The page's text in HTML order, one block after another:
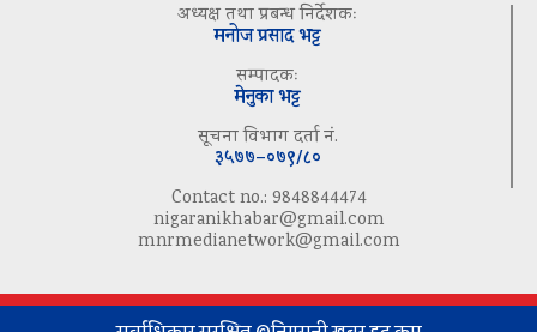
अध्यक्ष तथा प्रबन्ध निर्देशकः
मनोज प्रसाद भट्ट
सम्पादकः
मेनुका भट्ट
सूचना विभाग दर्ता नं.
३५७७–०७९/८०
Contact no.: 9848844474
nigaranikhabar@gmail.com
mnrmedianetwork@gmail.com